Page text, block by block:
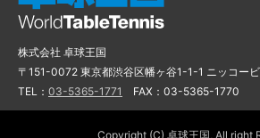
株式会社 卓球王国
〒151-0072 東京都渋谷区幡ヶ谷1-1-1 ニッコー
TEL： 03-5365-1771 FAX：03-5365-1770
Copyright (C) 卓球王国, All right